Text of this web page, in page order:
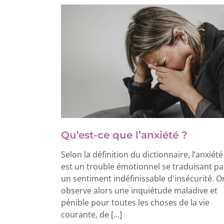
Qu’est-ce que l’anxiété ?
Selon la définition du dictionnaire, l’anxiété
est un trouble émotionnel se traduisant
un sentiment indéfinissable d'insécurité.
observe alors une inquiétude maladive et
pénible pour toutes les choses de la vie
courante, de [...]